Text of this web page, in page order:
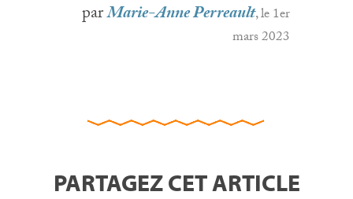
parMarie-Anne Perreault, le 1er
mars 2023
PARTAGEZ CET ARTICLE